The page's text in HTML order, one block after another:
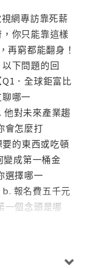
網專訪靠死薪
你只能靠這樣
再窮都能翻身！
下問題的回
．全球鉅富比
哪一
未來產業趨
會怎麼打
的東西或吃頓
成第一桶金
選擇哪一
報名費五千元
一個念頭是哪
我該如何改
話，你較常說
到了上面任